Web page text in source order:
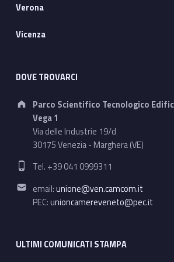
Verona
Vicenza
DOVE TROVARCI
Address:
Parco Scientifico Tecnologico
Vega 1
Via delle Industrie 19/d
30175 Venezia - Marghera (VE)
Phone number:
Tel. +39 041 0999311
Email address:
email:unione@ven.camcom.it
PEC:unioncamereveneto@pec.it
ULTIMI COMUNICATI STAMPA